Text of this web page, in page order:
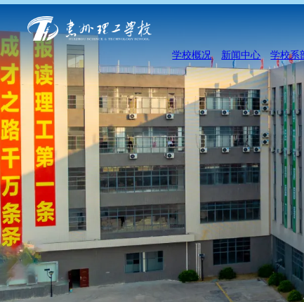
学校概况 新闻中心 学校系